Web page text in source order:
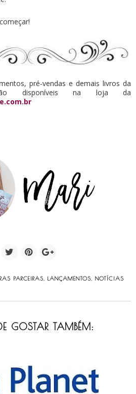
pré-vendas e demais livros da
disponíveis na loja da
PARCEIRAS LANÇAMENTOS NOTÍCIAS
GOSTAR TAMBÉM: